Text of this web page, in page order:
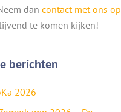
dan contact met ons op
te komen kijken!
berichten
2026